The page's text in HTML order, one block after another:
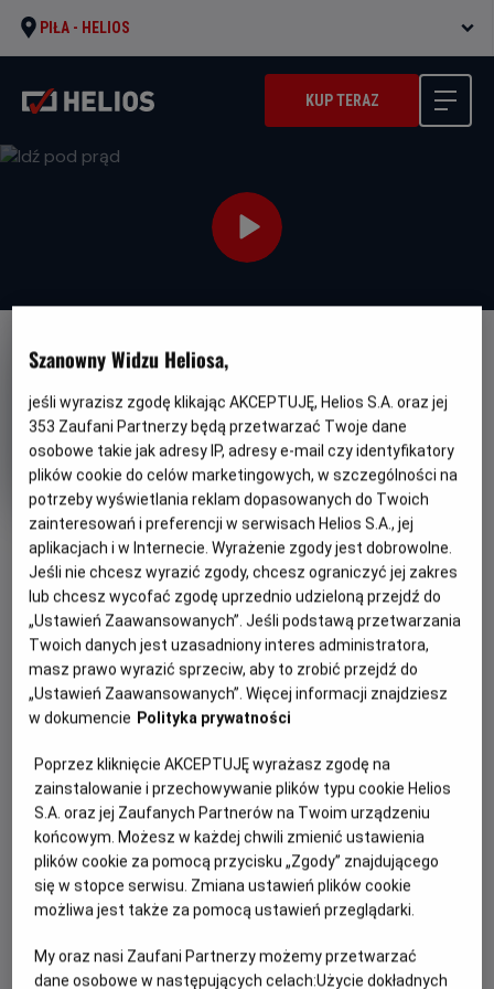
PIŁA - HELIOS
KUP TERAZ
FILM POLSKI
OBSERWUJ
Idź pod prąd
Oryginalny
tytuł
Idź pod prąd Gatunek
Muzyczny / Dramat /
Biograficzny
Minimalny
wiek
Od 13 lat
Czas
trwania
97 min
Kraj
i
rok
produkcji
Polska
PREMIERA
27 września 2024
REŻYSERIA
Wiesław Paluch
SCENARIUSZ
Doman Nowakowski,
OBSADA
Ignacy Liss, Maciej Piotrowski, Igor Paszczyk
WIĘCEJ SZCZEGÓŁÓW
OPIS FILMU
Dolnych, na czele z charyzmatycznym i
niezdyscyplinowanym uczniem ustrzyckiej zawodówki,
Siczką, postanowiło zostać punkami i grać punk rocka.
Zainspirowali się usłyszanym w zagranicznej radiostacji
zespołem Sex Pistols i nową kulturą „punk”. Na początek
wysyłają do Radia Wolna Europa list z prośbą o więcej
„muzyki wolnych ludzi” na antenie. Ku ich zdumieniu list
zostaje odczytany w audycji na żywo, a stacja zaczyna
emitować cotygodniowy program dotyczący muzyki punk.
Szanowny Widzu Heliosa,
jeśli wyrazisz zgodę klikając AKCEPTUJĘ, Helios S.A. oraz jej
353 Zaufani Partnerzy będą przetwarzać Twoje dane
osobowe takie jak adresy IP, adresy e-mail czy identyfikatory
plików cookie do celów marketingowych, w szczególności na
potrzeby wyświetlania reklam dopasowanych do Twoich
zainteresowań i preferencji w serwisach Helios S.A., jej
aplikacjach i w Internecie. Wyrażenie zgody jest dobrowolne.
Jeśli nie chcesz wyrazić zgody, chcesz ograniczyć jej zakres
lub chcesz wycofać zgodę uprzednio udzieloną przejdź do
„Ustawień Zaawansowanych”. Jeśli podstawą przetwarzania
Twoich danych jest uzasadniony interes administratora,
masz prawo wyrazić sprzeciw, aby to zrobić przejdź do
„Ustawień Zaawansowanych”. Więcej informacji znajdziesz
w dokumencie Polityka prywatności
Poprzez kliknięcie AKCEPTUJĘ wyrażasz zgodę na
zainstalowanie i przechowywanie plików typu cookie Helios
S.A. oraz jej Zaufanych Partnerów na Twoim urządzeniu
końcowym. Możesz w każdej chwili zmienić ustawienia
plików cookie za pomocą przycisku „Zgody” znajdującego
się w stopce serwisu. Zmiana ustawień plików cookie
możliwa jest także za pomocą ustawień przeglądarki.
My oraz nasi Zaufani Partnerzy możemy przetwarzać
dane osobowe w następujących celach:Użycie dokładnych